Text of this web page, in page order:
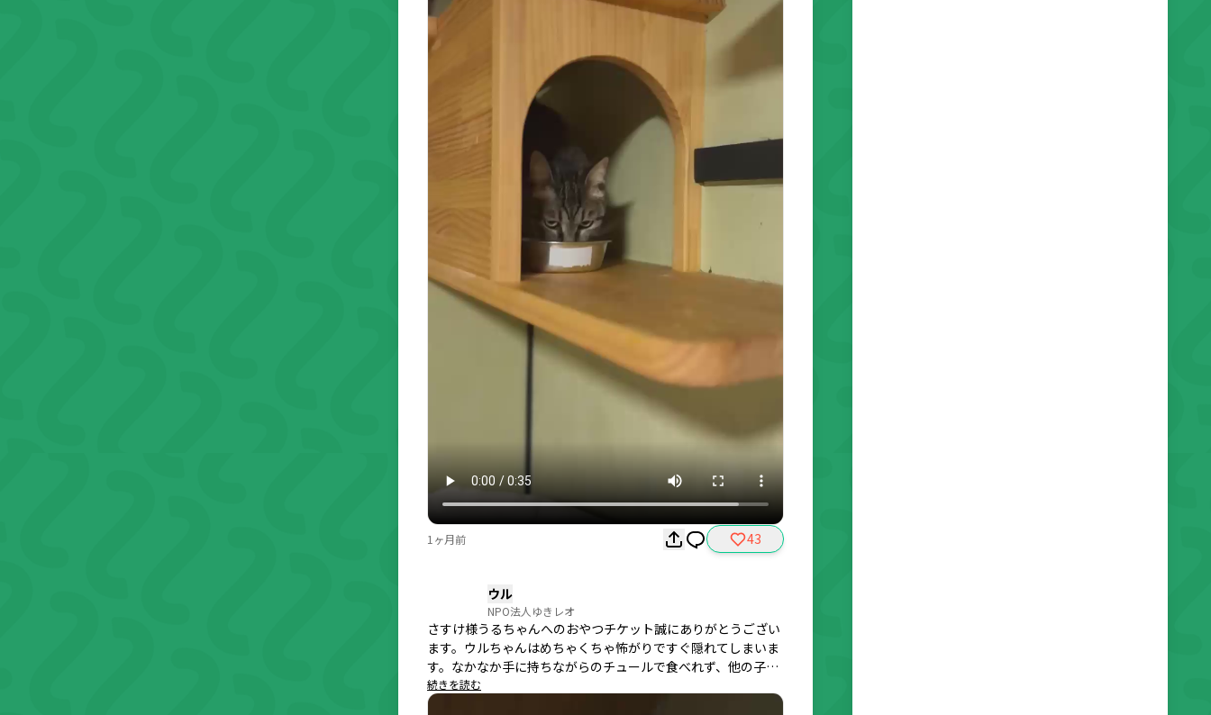
1ヶ月前 43
ウル
NPO法人ゆきレオ
さすけ様うるちゃんへのおやつチケット誠にありがとうござい
ます。ウルちゃんはめちゃくちゃ怖がりですぐ隠れてしまいま
す。なかなか手に持ちながらのチュールで食べれず、他の子に
とられてしまいます。猛者達に囲まれながら今日も食べており
ました😊
続きを読む